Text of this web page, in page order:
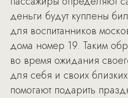
деньги будут куплены
для воспитанников
дома номер 19. Таким
во время ожидания
для себя и своих
помогают подарить